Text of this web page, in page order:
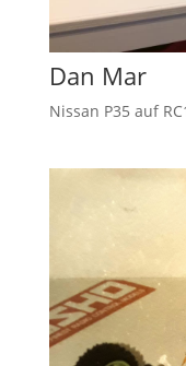
Dan Mar
Nissan P35 auf